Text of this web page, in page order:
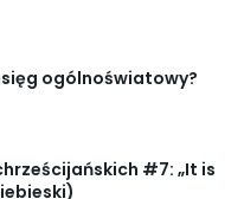
ogólnoświatowy?
#7: „It is